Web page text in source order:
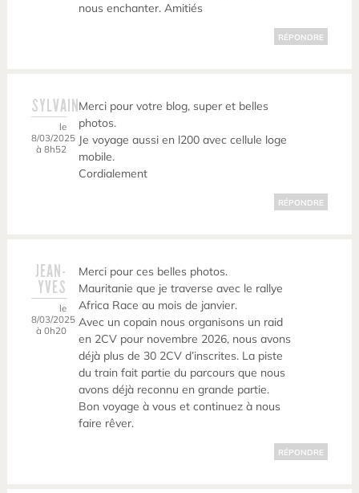
nous enchanter. Amitiés
RÉPONDRE
SYLVAIN
le
8/03/2025
à 8h52
Merci pour votre blog, super et belles
photos.
Je voyage aussi en l200 avec cellule loge
mobile.
Cordialement
RÉPONDRE
JEAN-
YVES
le
8/03/2025
à 0h20
Merci pour ces belles photos.
Mauritanie que je traverse avec le rallye
Africa Race au mois de janvier.
Avec un copain nous organisons un raid
en 2CV pour novembre 2026, nous avons
déjà plus de 30 2CV d’inscrites. La piste
du train fait partie du parcours que nous
avons déjà reconnu en grande partie.
Bon voyage à vous et continuez à nous
faire rêver.
RÉPONDRE